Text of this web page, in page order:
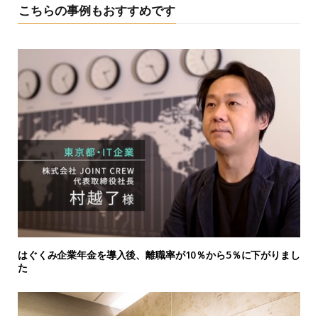
こちらの事例もおすすめです
はぐくみ企業年金を導入後、離職率が10％から5％に下がりまし
た